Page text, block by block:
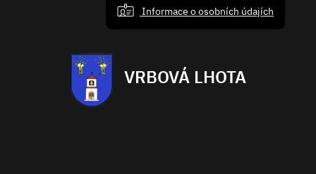
Informace o osobních údajích
VRBOVÁ LHOTA